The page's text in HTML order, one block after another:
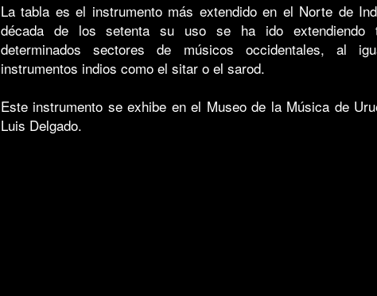
La tabla es el instrumento más extendido en el Norte de
década de los setenta su uso se ha ido extendiendo
determinados sectores de músicos occidentales, al
instrumentos indios como el sitar o el sarod.
Este instrumento se exhibe en el Museo de la Música de
Luis Delgado.